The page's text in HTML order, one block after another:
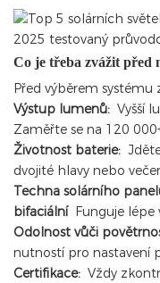
Co je třeba zvážit před
Před výběrem
Výstup lumenů: Vyšší
Zaměřte se na 120
Životnost baterie:
dvojité hlavy nebo
Techna solárního
bifaciální Funguje lépe
Odolnost vůči
nutností pro nastavení
Certifikace: Vždy